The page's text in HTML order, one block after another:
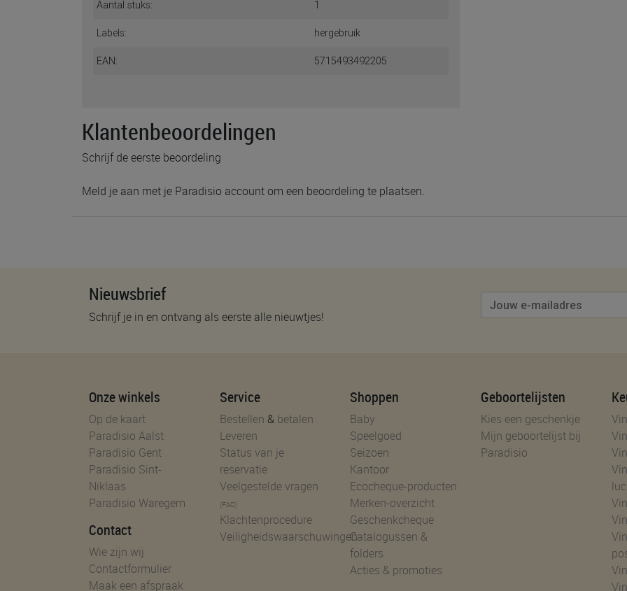
Aantal stuks: 1
Labels: hergebruik
EAN: 5715493492205
Klantenbeoordelingen
Schrijf de eerste beoordeling
Meld je aan met je Paradisio account om een beoordeling te plaatsen.
Nieuwsbrief
Schrijf je in en ontvang als eerste alle nieuwtjes!
Onze winkels
Op de kaart
Paradisio Aalst
Paradisio Gent
Paradisio Sint-
Niklaas
Paradisio Waregem
Contact
Wie zijn wij
Contactformulier
Maak een afspraak
Service
Bestellen & betalen
Leveren
Status van je
reservatie
Veelgestelde vragen
(FAQ)
Klachtenprocedure
Veiligheidswaarschuwingen
Shoppen
Baby
Speelgoed
Seizoen
Kantoor
Ecocheque-producten
Merken-overzicht
Geschenkcheque
Catalogussen &
folders
Acties & promoties
Geboortelijsten
Kies een geschenkje
Mijn geboortelijst bij
Paradisio